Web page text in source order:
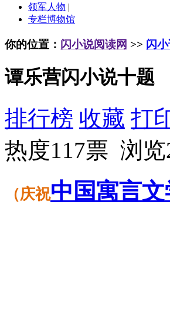
领军人物 |
专栏博物馆
你的位置： 闪小说阅读网 >> 闪
谭乐营闪小说十题
排行榜 收藏 打
热度117票 浏览
（庆祝中国寓言文